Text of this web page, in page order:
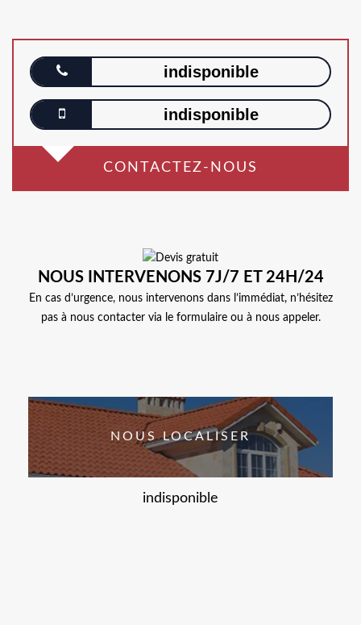
indisponible
indisponible
CONTACTEZ-NOUS
NOUS INTERVENONS 7J/7 ET 24H/24
En cas d’urgence, nous intervenons dans l’immédiat, n’hésitez
pas à nous contacter via le formulaire ou à nous appeler.
NOUS LOCALISER
indisponible